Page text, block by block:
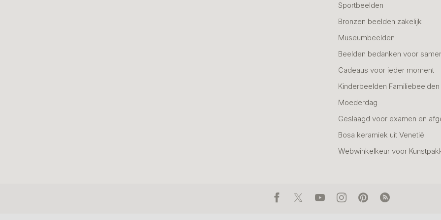
Sportbeelden
Bronzen beelden zakelijk
Museumbeelden
Beelden bedanken voor
Cadeaus voor ieder moment
Kinderbeelden Familiebeelden
Moederdag
Geslaagd voor examen en
Bosa keramiek uit Venetië
Webwinkelkeur voor